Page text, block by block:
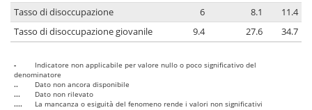
Tasso di disoccupazione 6 8.1
11.4
Tasso di disoccupazione giovanile
9.4 27.6 34.7
-
Indicatore non applicabile per valore nullo o poco significativo del
denominatore
..
Dato non ancora disponibile
...
Dato non rilevato
....
La mancanza o esiguità del fenomeno rende i valori non significativi